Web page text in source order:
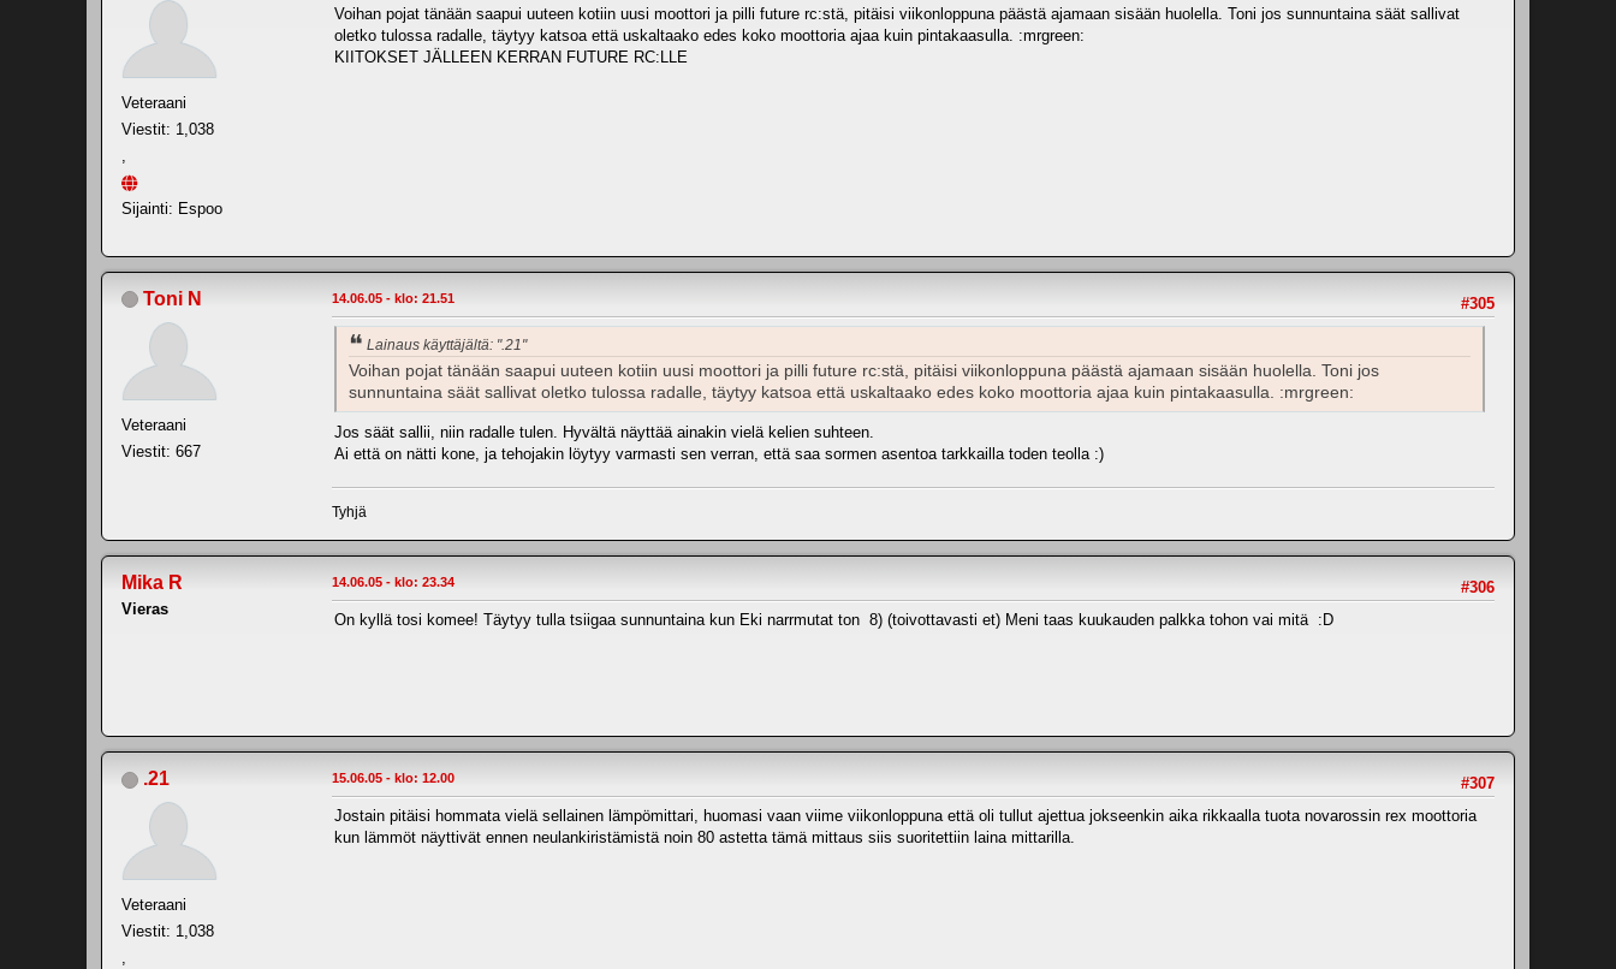
Veteraani
Viestit: 1,038
Sijainti: Espoo
Voihan pojat tänään saapui uuteen kotiin uusi moottori ja pilli future rc:stä, pitäisi viikonloppuna päästä ajamaan sisään huolella. Toni jos sunnuntaina säät sallivat
oletko tulossa radalle, täytyy katsoa että uskaltaako edes koko moottoria ajaa kuin pintakaasulla. :mrgreen:
KIITOKSET JÄLLEEN KERRAN FUTURE RC:LLE
Toni N
Veteraani
Viestit: 667
#305
14.06.05 - klo: 21.51
Lainaus käyttäjältä: ".21"
Voihan pojat tänään saapui uuteen kotiin uusi moottori ja pilli future rc:stä, pitäisi viikonloppuna päästä ajamaan sisään huolella. Toni jos
sunnuntaina säät sallivat oletko tulossa radalle, täytyy katsoa että uskaltaako edes koko moottoria ajaa kuin pintakaasulla. :mrgreen:
Jos säät sallii, niin radalle tulen. Hyvältä näyttää ainakin vielä kelien suhteen.
Ai että on nätti kone, ja tehojakin löytyy varmasti sen verran, että saa sormen asentoa tarkkailla toden teolla :)
Tyhjä
Mika R
Vieras
#306
14.06.05 - klo: 23.34
On kyllä tosi komee! Täytyy tulla tsiigaa sunnuntaina kun Eki narrmutat ton 8) (toivottavasti et) Meni taas kuukauden palkka tohon vai mitä :D
.21
Veteraani
Viestit: 1,038
,
#307
15.06.05 - klo: 12.00
Jostain pitäisi hommata vielä sellainen lämpömittari, huomasi vaan viime viikonloppuna että oli tullut ajettua jokseenkin aika rikkaalla tuota novarossin rex moottoria
kun lämmöt näyttivät ennen neulankiristämistä noin 80 astetta tämä mittaus siis suoritettiin laina mittarilla.